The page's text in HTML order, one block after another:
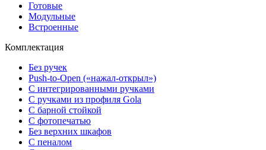
Готовые
Модульные
Встроенные
Комплектация
Без ручек
Push-to-Open («нажал-открыл»)
С интегрированными ручками
С ручками из профиля Gola
С барной стойкой
С фотопечатью
Без верхних шкафов
С пеналом